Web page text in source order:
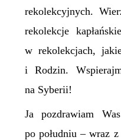
rekolekcyjnych.
rekolekcje
w rekolekcjach,
i Rodzin.
na Syberii!
Ja pozdrawiam
po południu – wraz